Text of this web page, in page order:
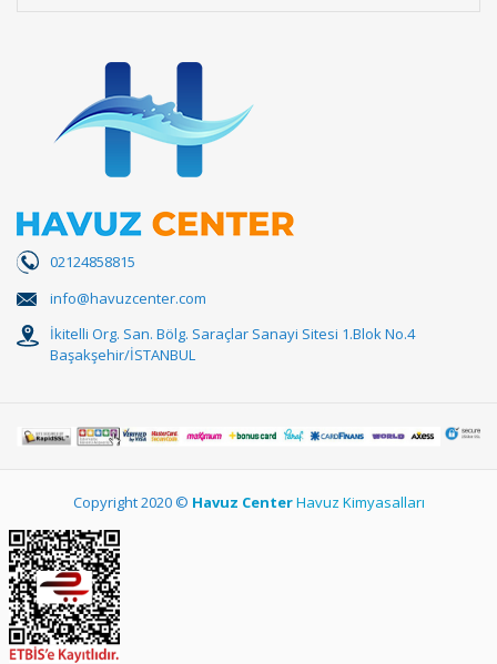
02124858815
info@havuzcenter.com
İkitelli Org. San. Bölg. Saraçlar Sanayi Sitesi 1.Blok No.4
Başakşehir/İSTANBUL
Copyright 2020 © Havuz CenterHavuz Kimyasalları